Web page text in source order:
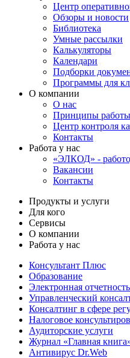
Центр
Обзоры и новости
Библиотека
Умные рассылки
Калькуляторы
Календари
Подборки
Программы для
О компании
О нас
Принципы
Центр контроля
Контакты
Работа у нас
«ЭЛКОД» -
Вакансии
Контакты
Продукты и услуги
Для кого
Сервисы
О компании
Работа у нас
Консультант Плюс
Образование
Электронная
Управленческий
Консалтинг в сфере
Налоговое
Аудиторские услуги
Журнал «Главная
Антивирус Dr.Web